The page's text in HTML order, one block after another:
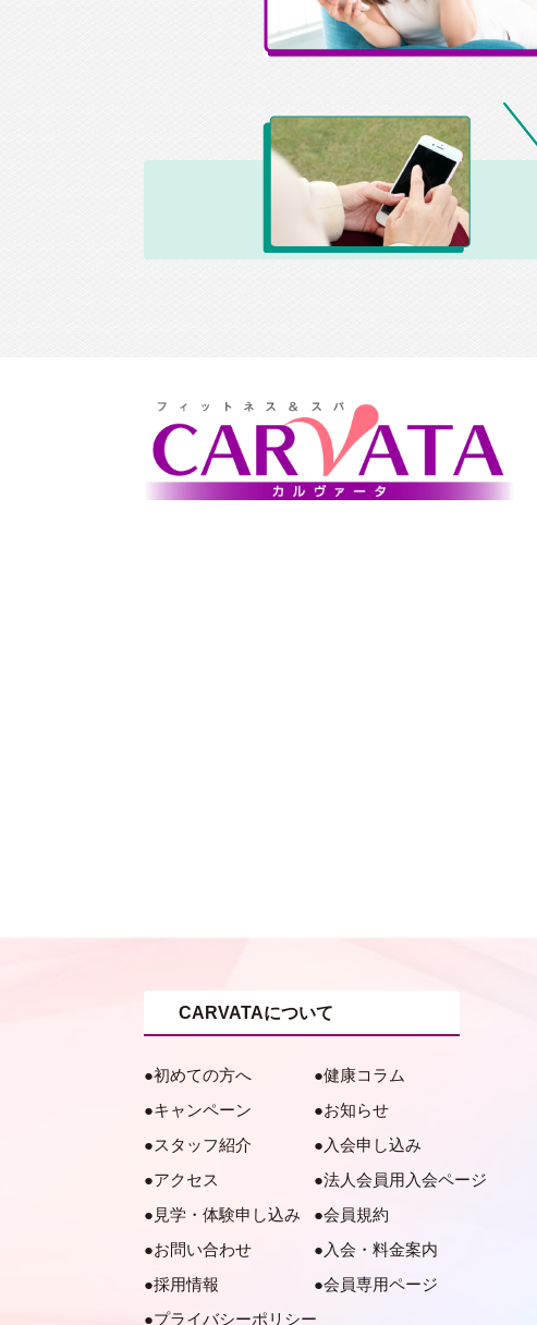
CARVATAについて
初めての方へ
健康コラム
キャンペーン
お知らせ
スタッフ紹介
入会申し込み
アクセス
法人会員用入会ページ
見学・体験申し込み
会員規約
お問い合わせ
入会・料金案内
採用情報
会員専用ページ
プライバシーポリシー